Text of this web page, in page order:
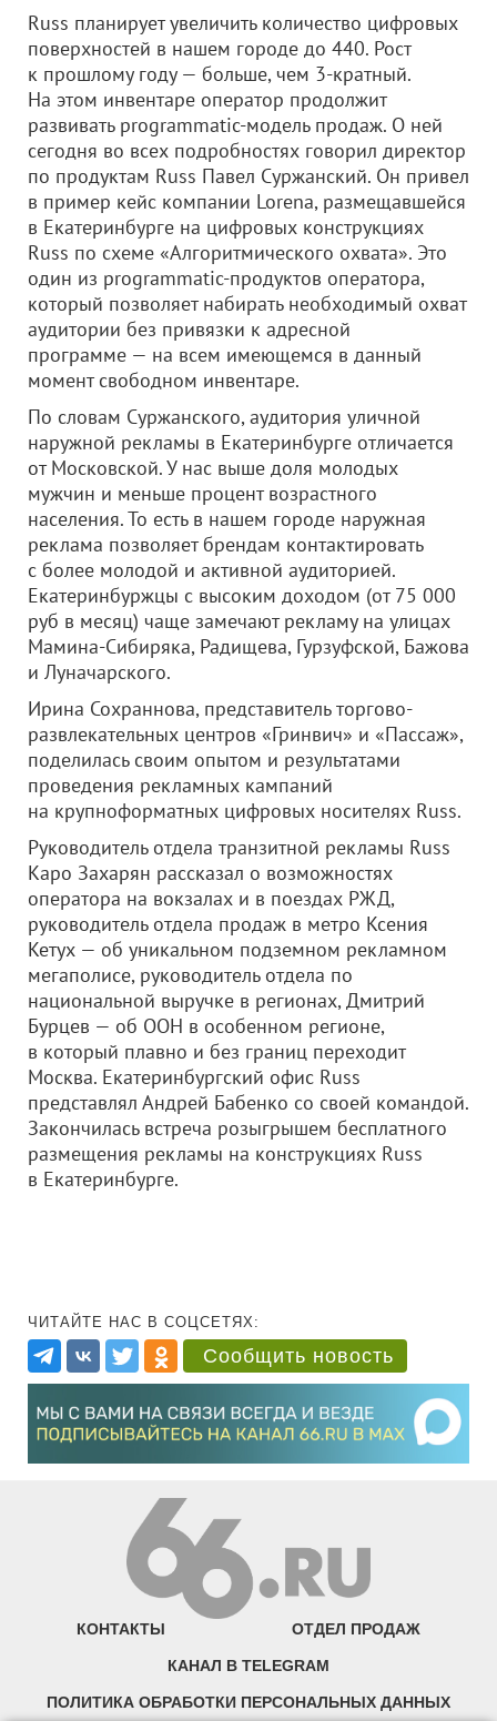
Russ планирует увеличить количество цифровых
поверхностей в нашем городе до 440. Рост
к прошлому году — больше, чем 3-кратный.
На этом инвентаре оператор продолжит
развивать programmatic-модель продаж. О ней
сегодня во всех подробностях говорил директор
по продуктам Russ Павел Суржанский. Он привел
в пример кейс компании Lorena, размещавшейся
в Екатеринбурге на цифровых конструкциях
Russ по схеме «Алгоритмического охвата». Это
один из programmatic-продуктов оператора,
который позволяет набирать необходимый охват
аудитории без привязки к адресной
программе — на всем имеющемся в данный
момент свободном инвентаре.
По словам Суржанского, аудитория уличной
наружной рекламы в Екатеринбурге отличается
от Московской. У нас выше доля молодых
мужчин и меньше процент возрастного
населения. То есть в нашем городе наружная
реклама позволяет брендам контактировать
с более молодой и активной аудиторией.
Екатеринбуржцы с высоким доходом (от 75 000
руб в месяц) чаще замечают рекламу на улицах
Мамина-Сибиряка, Радищева, Гурзуфской, Бажова
и Луначарского.
Ирина Сохраннова, представитель торгово-
развлекательных центров «Гринвич» и «Пассаж»,
поделилась своим опытом и результатами
проведения рекламных кампаний
на крупноформатных цифровых носителях Russ.
Руководитель отдела транзитной рекламы Russ
Каро Захарян рассказал о возможностях
оператора на вокзалах и в поездах РЖД,
руководитель отдела продаж в метро Ксения
Кетух — об уникальном подземном рекламном
мегаполисе, руководитель отдела по
национальной выручке в регионах, Дмитрий
Бурцев — об ООН в особенном регионе,
в который плавно и без границ переходит
Москва. Екатеринбургский офис Russ
представлял Андрей Бабенко со своей командой.
Закончилась встреча розыгрышем бесплатного
размещения рекламы на конструкциях Russ
в Екатеринбурге.
ЧИТАЙТЕ НАС В СОЦСЕТЯХ:
Сообщить новость
КОНТАКТЫ ОТДЕЛ ПРОДАЖ
КАНАЛ В TELEGRAM
ПОЛИТИКА ОБРАБОТКИ ПЕРСОНАЛЬНЫХ ДАННЫХ